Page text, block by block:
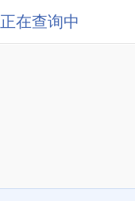
正在查询中